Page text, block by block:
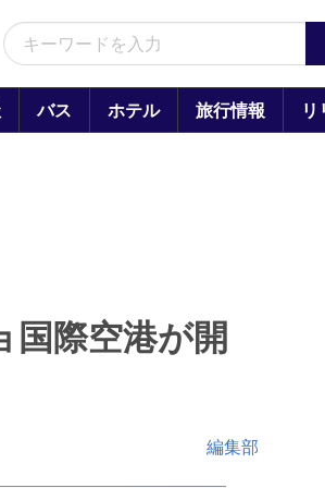
バス ホテル 旅行情報 リ
国際空港が開
編集部